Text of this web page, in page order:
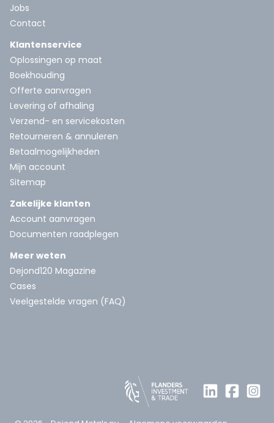
Jobs
Contact
Klantenservice
Oplossingen op maat
Boekhouding
Offerte aanvragen
Levering of afhaling
Verzend- en servicekosten
Retourneren & annuleren
Betaalmogelijkheden
Mijn account
Sitemap
Zakelijke klanten
Account aanvragen
Documenten raadplegen
Meer weten
Dejond120 Magazine
Cases
Veelgestelde vragen (FAQ)